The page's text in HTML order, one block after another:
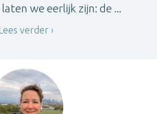
we eerlijk zijn: de ...
Lees verder